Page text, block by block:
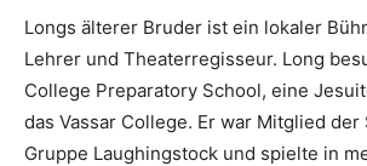
Longs älterer Bruder ist ein lokaler
Lehrer und Theaterregisseur. Long
College Preparatory School, eine
das Vassar College. Er war Mitglied
Gruppe Laughingstock und spielte in